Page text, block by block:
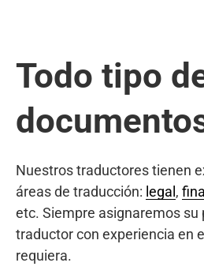
Todo tipo
Nuestros traductores tienen
áreas de traducción: legal ,
etc. Siempre asignaremos su
traductor con experiencia en
requiera.